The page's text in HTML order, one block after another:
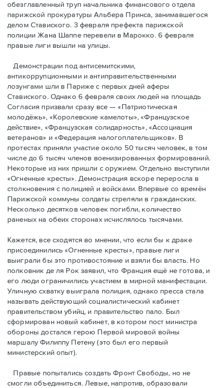
обезглавленный труп начальника финансового отдела
парижской прокуратуры Альбера Принса, занимавшегося
делом Cтавиского. 3 февраля префекта парижской
полиции Жана Шаппе перевели в Марокко. 6 февраля
правые лиги вышли на улицы.
Демонстрации под антисемитскими,
антикоррупционными и антиправительственными
лозунгами шли в Париже с первых дней аферы
Ставиского. Однако 6 февраля своих людей на площадь
Согласия призвали сразу все — «Патриотическая
молодёжь», «Королевские камелоты», «Французское
действие», «Французская солидарность», «Ассоциация
ветеранов» и «Федерация налогоплательщиков». В
протестах приняли участие около 50 тысяч человек, в том
числе до 6 тысяч членов военизированных формирований.
Некоторые из них пришли с оружием. Отдельно выступили
«Огненные кресты». Демонстрация вскоре переросла в
столкновения с полицией и войсками. Впервые со времён
Парижской коммуны солдаты стреляли в гражданских.
Несколько десятков человек погибли, количество
раненых на обеих сторонах исчислялось тысячами.
Кажется, все сходятся во мнении, что если бы к драке
присоединились «Огненные кресты», правые лиги
выиграли бы это противостояние и взяли бы власть. Но
полковник де ля Рок заявил, что Франция ещё не готова, и
его люди ограничились участием в мирной манифестации.
Уличную схватку выиграла полиция, однако пресса стала
называть действующий социалистический кабинет
правительством убийц, и правительство пало. Был
сформирован новый кабинет, в котором пост министра
обороны достался герою Первой мировой войны
маршалу Филиппу Петену (это был его первый
министерский опыт).
Правые пoпытались создать Фронт Свободы, но не
смогли объединиться. Левые, напротив, образовали